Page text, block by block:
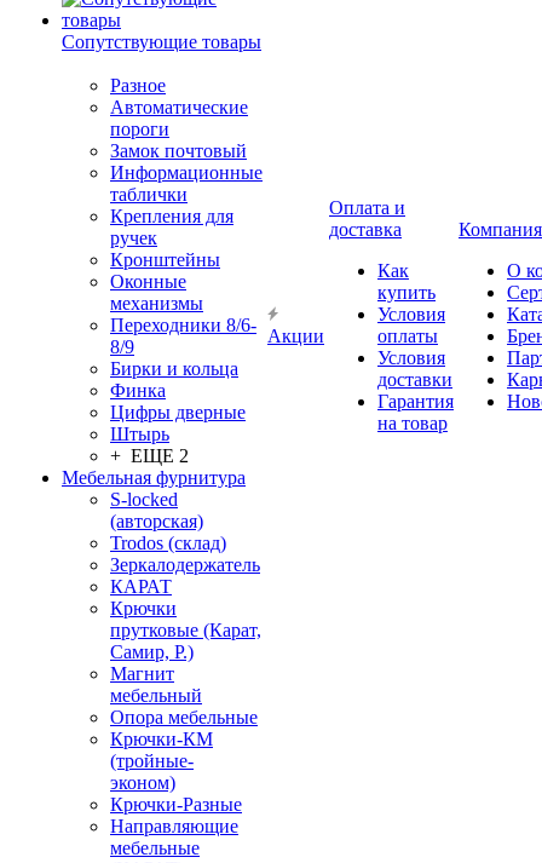
Сопутствующие товары
Разное
Автоматические
пороги
Замок почтовый
Информационные
таблички
Крепления для
ручек
Кронштейны
Оконные
механизмы
Переходники 8/6-
8/9
Бирки и кольца
Финка
Цифры дверные
Штырь
+ ЕЩЕ 2
Мебельная фурнитура
S-locked
(авторская)
Trodos (склад)
Зеркалодержатель
КАРАТ
Крючки
прутковые (Карат,
Самир, Р.)
Магнит
мебельный
Опора мебельные
Крючки-КМ
(тройные-
эконом)
Крючки-Разные
Направляющие
мебельные
Акции
Оплата и
доставка
Как
купить
Условия
оплаты
Условия
доставки
Гарантия
на товар
Компания
О